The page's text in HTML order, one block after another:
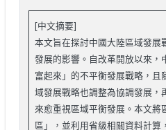
[中文摘要]
本文旨在探討中國大陸區域發展
發展的影響。自改革開放以來，
富起來」的不平衡發展戰略，且
域發展戰略也調整為協調發展，
來愈重視區域平衡發展。本文將
區」，並利用省級相關資料計算